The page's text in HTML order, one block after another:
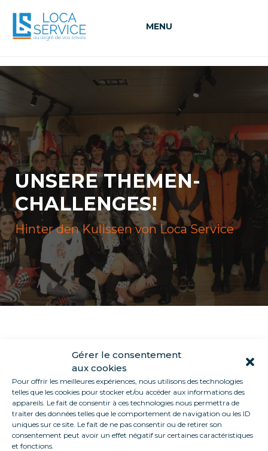
Gérer le consentement
aux cookies
Pour offrir les meilleures expériences, nous utilisons des technologies
telles que les cookies pour stocker et/ou accéder aux informations des
appareils. Le fait de consentir à ces technologies nous permettra de
traiter des données telles que le comportement de navigation ou les ID
uniques sur ce site. Le fait de ne pas consentir ou de retirer son
consentement peut avoir un effet négatif sur certaines caractéristiques
et fonctions.
MENU
UNSERE THEMEN-
CHALLENGES!
Hinter den Kulissen von Loca Service
Wir bieten vielfältige Herausforderungen, um
der Kreativität freien Lauf zu lassen und den
Zusammenhalt unserer Teams zu stärken.